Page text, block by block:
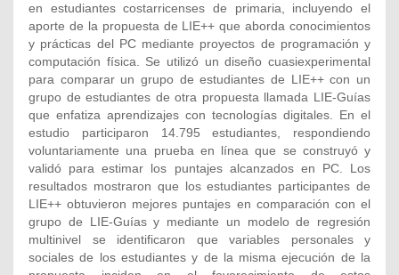
en estudiantes costarricenses de primaria, incluyendo el
aporte de la propuesta de LIE++ que aborda conocimientos
y prácticas del PC mediante proyectos de programación y
computación física. Se utilizó un diseño cuasiexperimental
para comparar un grupo de estudiantes de LIE++ con un
grupo de estudiantes de otra propuesta llamada LIE-Guías
que enfatiza aprendizajes con tecnologías digitales. En el
estudio participaron 14.795 estudiantes, respondiendo
voluntariamente una prueba en línea que se construyó y
validó para estimar los puntajes alcanzados en PC. Los
resultados mostraron que los estudiantes participantes de
LIE++ obtuvieron mejores puntajes en comparación con el
grupo de LIE-Guías y mediante un modelo de regresión
multinivel se identificaron que variables personales y
sociales de los estudiantes y de la misma ejecución de la